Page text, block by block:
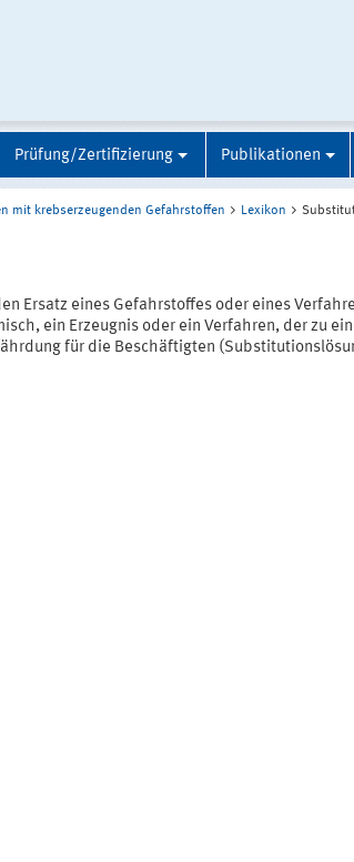
Prüfung/Zertifizierung Publikationen
mit krebserzeugenden Gefahrstoffen Lexikon
Ersatz eines Gefahrstoffes oder eines
ein Erzeugnis oder ein Verfahren, der zu
für die Beschäftigten